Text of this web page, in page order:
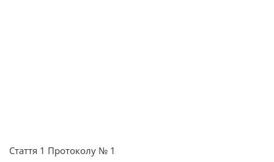
Стаття 1 Протоколу № 1